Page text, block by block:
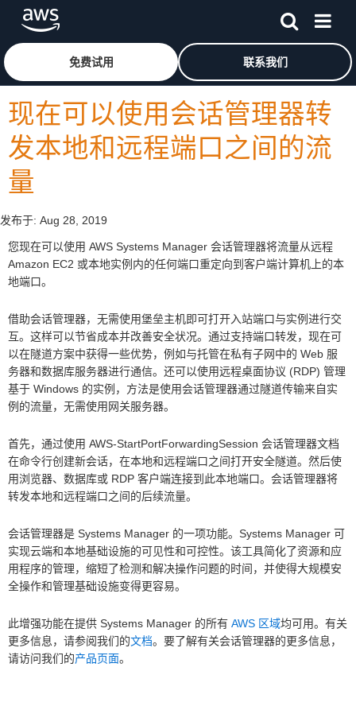
跳至主要内容
免费试用 联系我们
现在可以使用会话管理器转
发本地和远程端口之间的流
量
发布于: Aug 28, 2019
您现在可以使用 AWS Systems Manager 会话管理器将流量从远程
Amazon EC2 或本地实例内的任何端口重定向到客户端计算机上的本
地端口。
借助会话管理器，无需使用堡垒主机即可打开入站端口与实例进行交
互。这样可以节省成本并改善安全状况。通过支持端口转发，现在可
以在隧道方案中获得一些优势，例如与托管在私有子网中的 Web 服
务器和数据库服务器进行通信。还可以使用远程桌面协议 (RDP) 管理
基于 Windows 的实例，方法是使用会话管理器通过隧道传输来自实
例的流量，无需使用网关服务器。
首先，通过使用 AWS-StartPortForwardingSession 会话管理器文档
在命令行创建新会话，在本地和远程端口之间打开安全隧道。然后使
用浏览器、数据库或 RDP 客户端连接到此本地端口。会话管理器将
转发本地和远程端口之间的后续流量。
会话管理器是 Systems Manager 的一项功能。Systems Manager 可
实现云端和本地基础设施的可见性和可控性。该工具简化了资源和应
用程序的管理，缩短了检测和解决操作问题的时间，并使得大规模安
全操作和管理基础设施变得更容易。
此增强功能在提供 Systems Manager 的所有 AWS 区域均可用。有关
更多信息，请参阅我们的文档。要了解有关会话管理器的更多信息，
请访问我们的产品页面。